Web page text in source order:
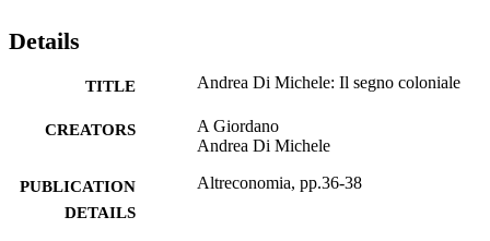
Details
TITLE Andrea Di Michele: Il segno coloniale
CREATORS
A Giordano
Andrea Di Michele
PUBLICATION
DETAILS
Altreconomia, pp.36-38